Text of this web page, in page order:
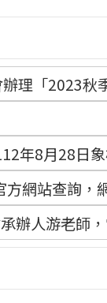
理「2023秋
年8月28日
方網站查詢
辦人游老師